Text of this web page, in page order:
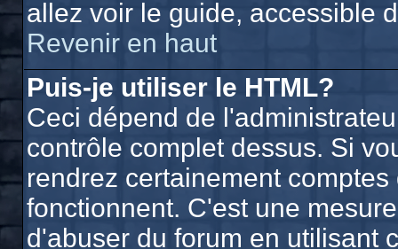
allez voir le guide, accessible
Revenir en haut
Puis-je utiliser le HTML?
Ceci dépend de
contrôle complet dessus. Si
rendrez certainement
fonctionnent. C'est une
d'abuser du forum en utilisant